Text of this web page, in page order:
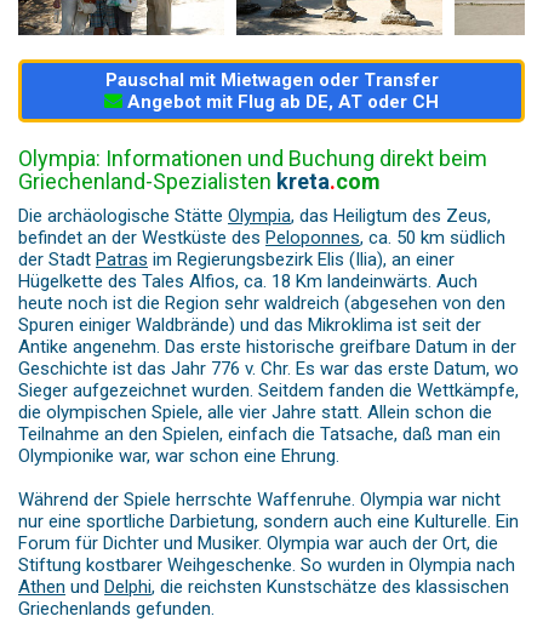
Pauschal mit Mietwagen oder Transfer
Angebot mit Flug ab DE, AT oder CH
Olympia: Informationen und Buchung direkt beim
Griechenland-Spezialisten kreta.com
Die archäologische Stätte Olympia, das Heiligtum des Zeus,
befindet an der Westküste des Peloponnes, ca. 50 km südlich
der Stadt Patras im Regierungsbezirk Elis (Ilia), an einer
Hügelkette des Tales Alfios, ca. 18 Km landeinwärts. Auch
heute noch ist die Region sehr waldreich (abgesehen von den
Spuren einiger Waldbrände) und das Mikroklima ist seit der
Antike angenehm. Das erste historische greifbare Datum in der
Geschichte ist das Jahr 776 v. Chr. Es war das erste Datum, wo
Sieger aufgezeichnet wurden. Seitdem fanden die Wettkämpfe,
die olympischen Spiele, alle vier Jahre statt. Allein schon die
Teilnahme an den Spielen, einfach die Tatsache, daß man ein
Olympionike war, war schon eine Ehrung.
Während der Spiele herrschte Waffenruhe. Olympia war nicht
nur eine sportliche Darbietung, sondern auch eine Kulturelle. Ein
Forum für Dichter und Musiker. Olympia war auch der Ort, die
Stiftung kostbarer Weihgeschenke. So wurden in Olympia nach
Athen und Delphi, die reichsten Kunstschätze des klassischen
Griechenlands gefunden.